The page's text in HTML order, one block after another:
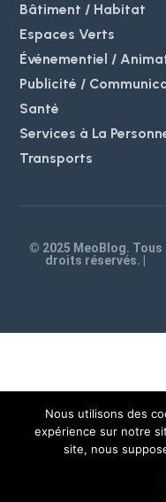
Bâtiment / Habitat
Espaces Verts
Événementiel /
Publicité /
Santé
Services à La
Transports
© 2025 MeoBlog. Tous
droits réservés. |
Nous utilisons des
expérience sur notre
site, nous